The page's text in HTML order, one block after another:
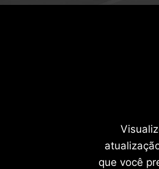
que você